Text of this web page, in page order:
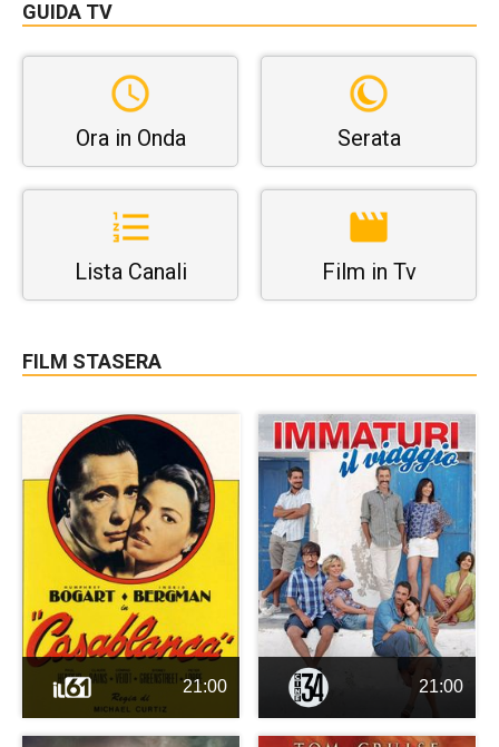
GUIDA TV
Ora in Onda Serata
Lista Canali Film in Tv
FILM STASERA
21:00 21:00